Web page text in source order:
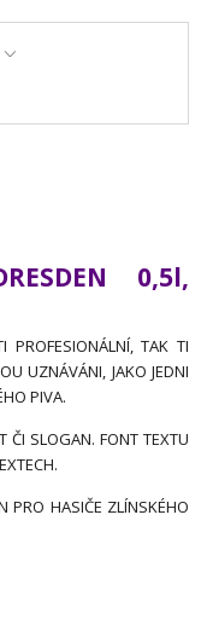
0,5l,
PROFESIONÁLNÍ, TAK TI
UZNÁVÁNI, JAKO JEDNI
PIVA.
ČI SLOGAN. FONT TEXTU
PRO HASIČE ZLÍNSKÉHO